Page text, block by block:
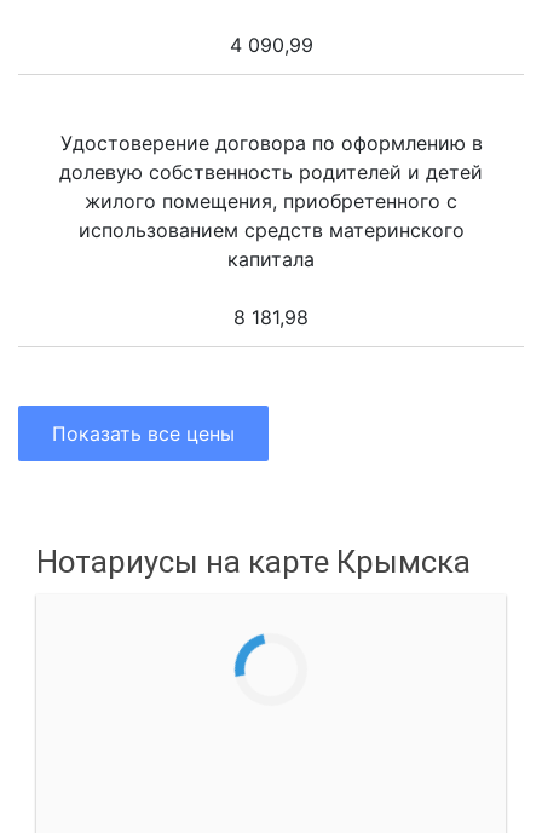
4 090,99
Удостоверение договора по оформлению в
долевую собственность родителей и детей
жилого помещения, приобретенного с
использованием средств материнского
капитала
8 181,98
Показать все цены
Нотариусы на карте Крымска